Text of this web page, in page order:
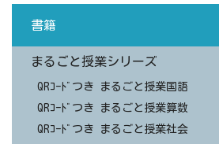
書籍
まるごと授業シリーズ
QRｺｰﾄﾞつき まるごと授業国語
QRｺｰﾄﾞつき まるごと授業算数
QRｺｰﾄﾞつき まるごと授業社会